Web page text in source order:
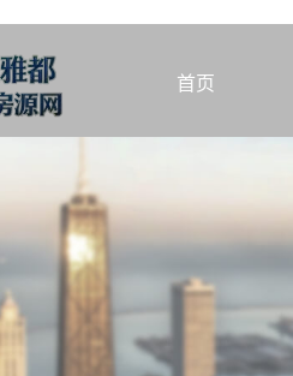
新城和畅园
首页